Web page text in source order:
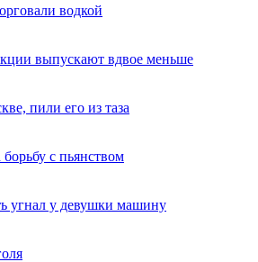
водкой
выпускают вдвое меньше
пили его из таза
с пьянством
угнал у девушки машину